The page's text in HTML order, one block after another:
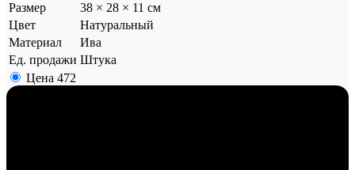
Размер
38 × 28 × 11 см
Цвет
Натуральный
Материал
Ива
Ед. продажи Штука
Цена 472